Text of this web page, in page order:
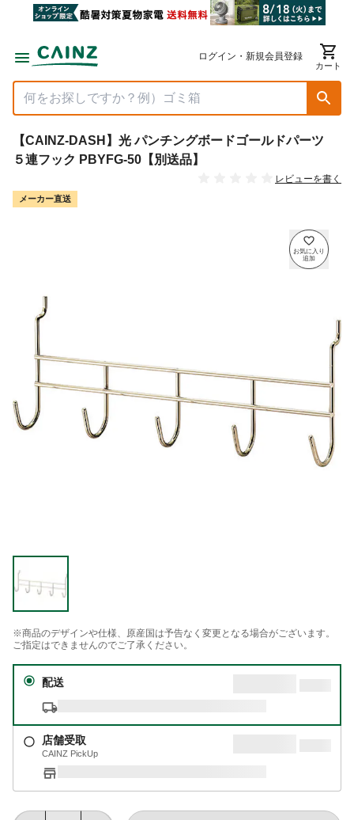
ログイン・新規会員登録
カート
【CAINZ-DASH】光 パンチングボードゴールドパーツ
５連フック PBYFG-50【別送品】
レビューを書く
メーカー直送
※商品のデザインや仕様、原産国は予告なく変更となる場合がございます。
ご指定はできませんのでご了承ください。
配送
店舗受取
CAINZ PickUp